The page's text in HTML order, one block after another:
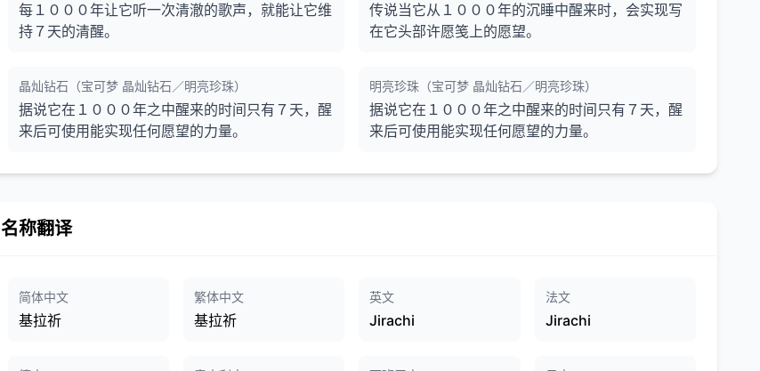
每１０００年让它听一次清澈的歌声，就能让它维
持７天的清醒。
传说当它从１０００年的沉睡中醒来时，会实现写
在它头部许愿笺上的愿望。
晶灿钻石（宝可梦 晶灿钻石／明亮珍珠）
据说它在１０００年之中醒来的时间只有７天，醒
来后可使用能实现任何愿望的力量。
明亮珍珠（宝可梦 晶灿钻石／明亮珍珠）
据说它在１０００年之中醒来的时间只有７天，醒
来后可使用能实现任何愿望的力量。
名称翻译
简体中文
基拉祈
繁体中文
基拉祈
英文
Jirachi
法文
Jirachi